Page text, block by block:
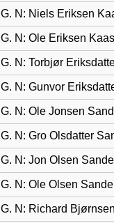
G. N: Niels Eriksen
G. N: Ole Eriksen
G. N: Torbjør
G. N: Gunvor
G. N: Ole Jonsen
G. N: Gro Olsdatter
G. N: Jon Olsen
G. N: Ole Olsen
G. N: Richard